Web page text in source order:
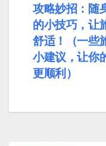
攻略妙招：随
的小技巧，让
舒适！（一些
小建议，让你
更顺利）